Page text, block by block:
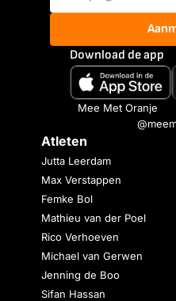
Download de app
Mee Met Oranje
Atleten
Jutta Leerdam
Max Verstappen
Femke Bol
Mathieu van der Poel
Rico Verhoeven
Michael van Gerwen
Jenning de Boo
Sifan Hassan